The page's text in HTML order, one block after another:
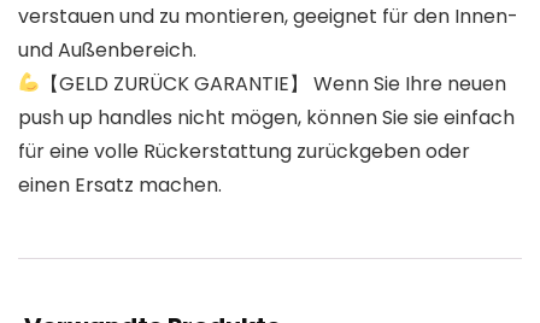
verstauen und zu montieren, geeignet für den Innen-
und Außenbereich.
【GELD ZURÜCK GARANTIE】 Wenn Sie Ihre neuen
push up handles nicht mögen, können Sie sie einfach
für eine volle Rückerstattung zurückgeben oder
einen Ersatz machen.